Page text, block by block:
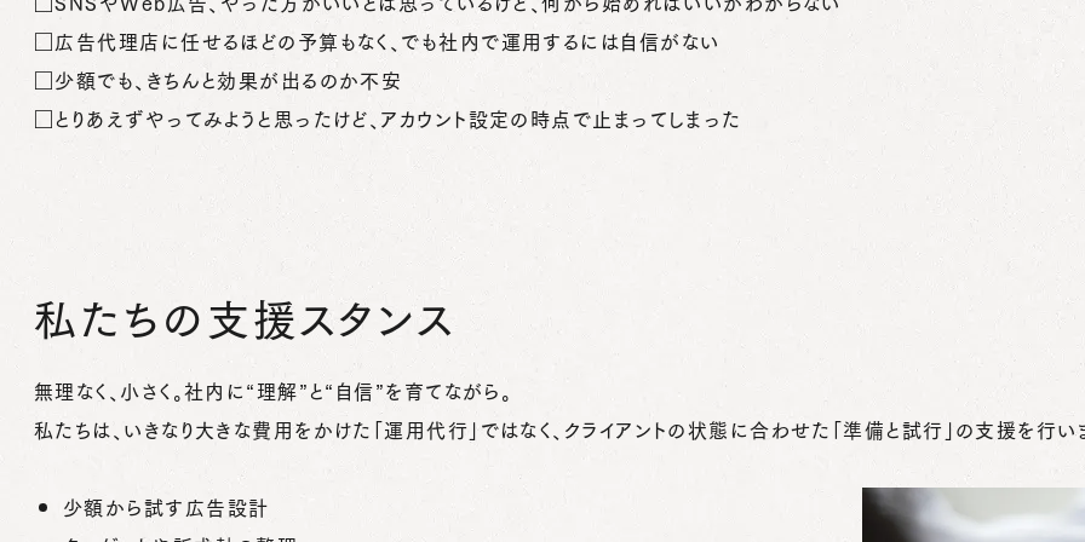
□広告代理店に任せるほどの予算もなく、でも社内で運用するには自信がない
□少額でも、きちんと効果が出るのか不安
□とりあえずやってみようと思ったけど、アカウント設定の時点で止まってしまった
私たちの支援スタンス
無理なく、小さく。社内に“理解”と“自信”を育てながら。
私たちは、いきなり大きな費用をかけた「運用代行」ではなく、クライアントの状態に合わせた「準備と試行」の支援を行い
少額から試す広告設計